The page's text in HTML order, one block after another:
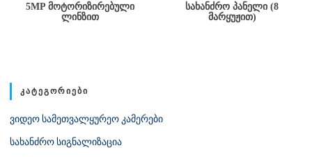
5MP ᲛᲝᲢᲝᲠᲘᲖᲘᲠᲔᲑᲣᲚᲘ
ᲚᲘᲜᲖᲘᲗ
ᲡᲐᲮᲐᲜᲫᲠᲝ ᲞᲐᲜᲔᲚᲘ (8
ᲛᲐᲠᲧᲣᲟᲘᲗ)
ᲙᲐᲢᲔᲒᲝᲠᲘᲔᲑᲘ
ვიდეო სამეთვალყურეო კამერები
სახანძრო სიგნალიზაცია